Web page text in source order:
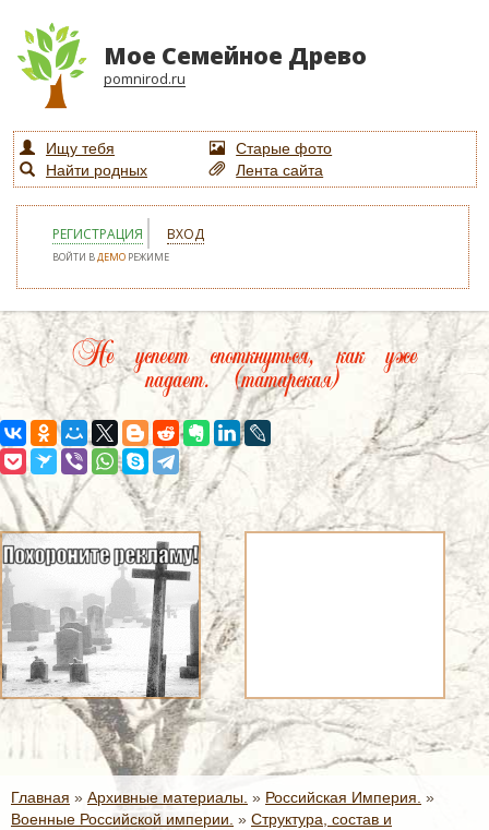
Мое Семейное Древо
pomnirod.ru
Ищу тебя
Старые фото
Найти родных
Лента сайта
РЕГИСТРАЦИЯ ВХОД
ВОЙТИ ВДЕМО РЕЖИМЕ
Не успеет споткнуться, как уже
падает. (татарская)
Главная » Архивные материалы. » Российская Империя. »
Военные Российской империи. » Структура, состав и